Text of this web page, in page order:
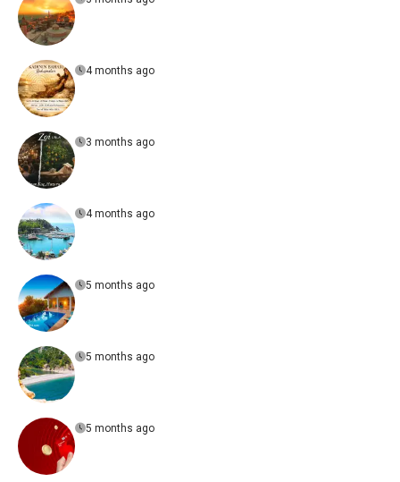
4 months ago
3 months ago
4 months ago
5 months ago
5 months ago
5 months ago